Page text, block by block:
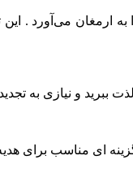
ارمغان می‌آورد
و نیازی به
ای مناسب برای